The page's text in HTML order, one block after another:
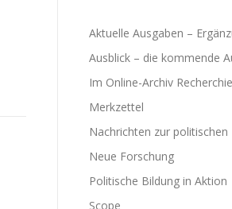
Aktuelle Ausgaben –
Ausblick – die kommende
Im Online-Archiv
Merkzettel
Nachrichten zur politischen
Neue Forschung
Politische Bildung in Aktion
Scope